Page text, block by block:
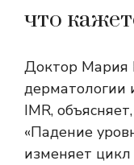
что
Доктор Мария
дерматологии
IMR,
«Падение
изменяет